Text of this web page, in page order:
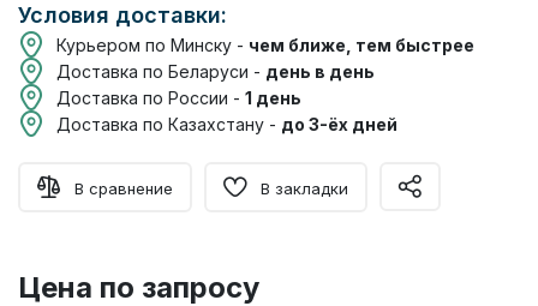
Условия доставки:
Курьером по Минску - чем ближе, тем быстрее
Доставка по Беларуси - день в день
Доставка по России - 1 день
Доставка по Казахстану - до 3-ёх дней
В сравнение В закладки
Цена по запросу